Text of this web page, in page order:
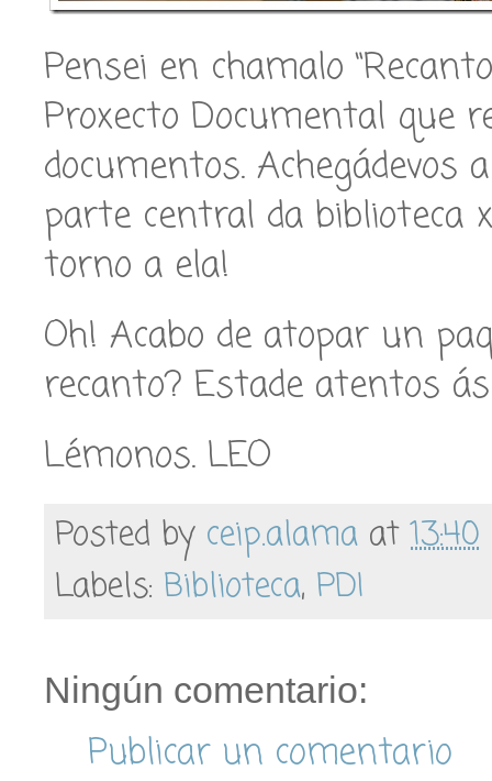
Pensei en chamalo
Proxecto Documental que
documentos. Achegádevos
parte central da biblioteca
torno a ela!
Oh! Acabo de atopar un
recanto? Estade atentos
Lémonos. LEO
Posted by ceip.alama at13:40
Labels: Biblioteca, PDI
Ningún comentario:
Publicar un comentario